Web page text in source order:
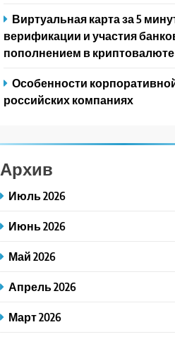
Виртуальная карта за 5
верификации и участия
пополнением в криптовалюте
Особенности
российских компаниях
Архив
Июль 2026
Июнь 2026
Май 2026
Апрель 2026
Март 2026